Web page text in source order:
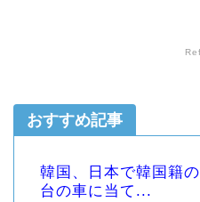
おすすめ記事
韓国、日本で韓国籍
台の車に当て...